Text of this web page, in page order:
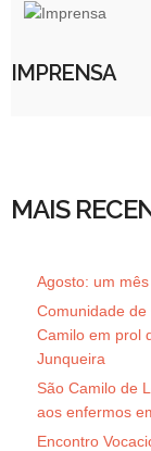
IMPRENSA
MAIS
Agosto: um
Comunidade
Camilo em prol
Junqueira
São Camilo de
aos enfermos
Encontro